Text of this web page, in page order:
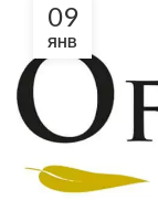
09
ЯНВ